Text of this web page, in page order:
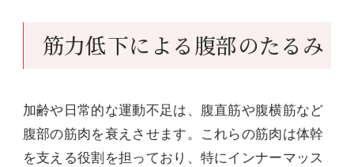
筋力低下による腹部のたるみ
加齢や日常的な運動不足は、腹直筋や腹横筋など
腹部の筋肉を衰えさせます。これらの筋肉は体幹
を支える役割を担っており、特にインナーマッス